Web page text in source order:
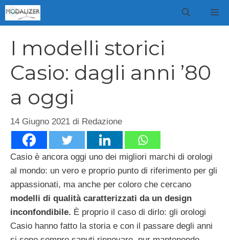
Vai
al
I modelli storici
Casio: dagli anni ’80
a oggi
14 Giugno 2021 di Redazione
Casio è ancora oggi uno dei migliori marchi di orologi
al mondo: un vero e proprio punto di riferimento per gli
appassionati, ma anche per coloro che cercano
modelli di qualità caratterizzati da un design
inconfondibile. È proprio il caso di dirlo: gli orologi
Casio hanno fatto la storia e con il passare degli anni